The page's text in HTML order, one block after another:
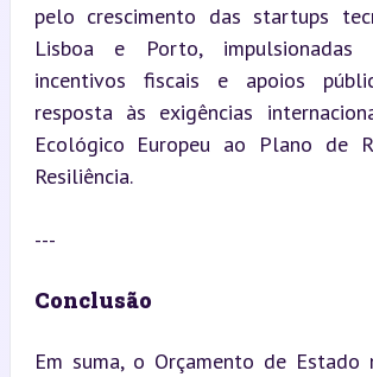
pelo crescimento das startups
Lisboa e Porto, impulsionadas
incentivos fiscais e apoios
resposta às exigências
Ecológico Europeu ao Plano de
Resiliência.
---
Conclusão
Em suma, o Orçamento de Estado